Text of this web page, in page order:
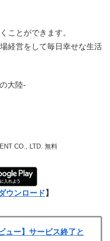
ことができます。
経営をして毎日幸せな生活
大陸-
CO., LTD. 無料
ウンロード 】
ュー】サービス終了と